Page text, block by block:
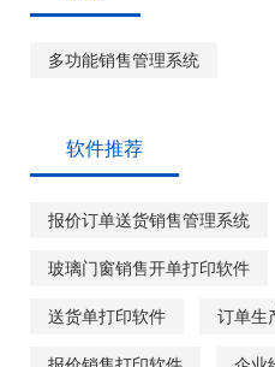
多功能销售管理系统
软件推荐
报价订单送货销售管理系统
玻璃门窗销售开单打印软件
送货单打印软件 订单生